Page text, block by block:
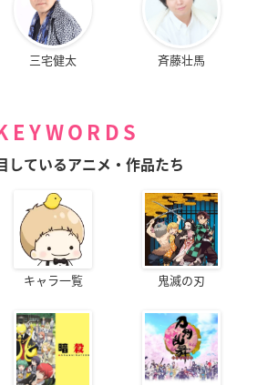
三宅健太 斉藤壮馬
KEYWORDS
しているアニメ・作品たち
キャラ一覧 鬼滅の刃